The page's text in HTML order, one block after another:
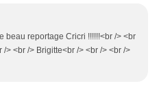
beau reportage Cricri !!!!!!<br /> <br
/> <br /> Brigitte<br /> <br /> <br />